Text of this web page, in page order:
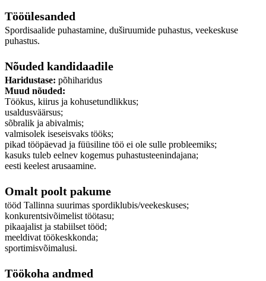
Tööülesanded
Spordisaalide puhastamine, duširuumide puhastus, veekeskuse
puhastus.
Nõuded kandidaadile
Haridustase: põhiharidus
Muud nõuded:
Töökus, kiirus ja kohusetundlikkus;
usaldusväärsus;
sõbralik ja abivalmis;
valmisolek iseseisvaks tööks;
pikad tööpäevad ja füüsiline töö ei ole sulle probleemiks;
kasuks tuleb eelnev kogemus puhastusteenindajana;
eesti keelest arusaamine.
Omalt poolt pakume
tööd Tallinna suurimas spordiklubis/veekeskuses;
konkurentsivõimelist töötasu;
pikaajalist ja stabiilset tööd;
meeldivat töökeskkonda;
sportimisvõimalusi.
Töökoha andmed